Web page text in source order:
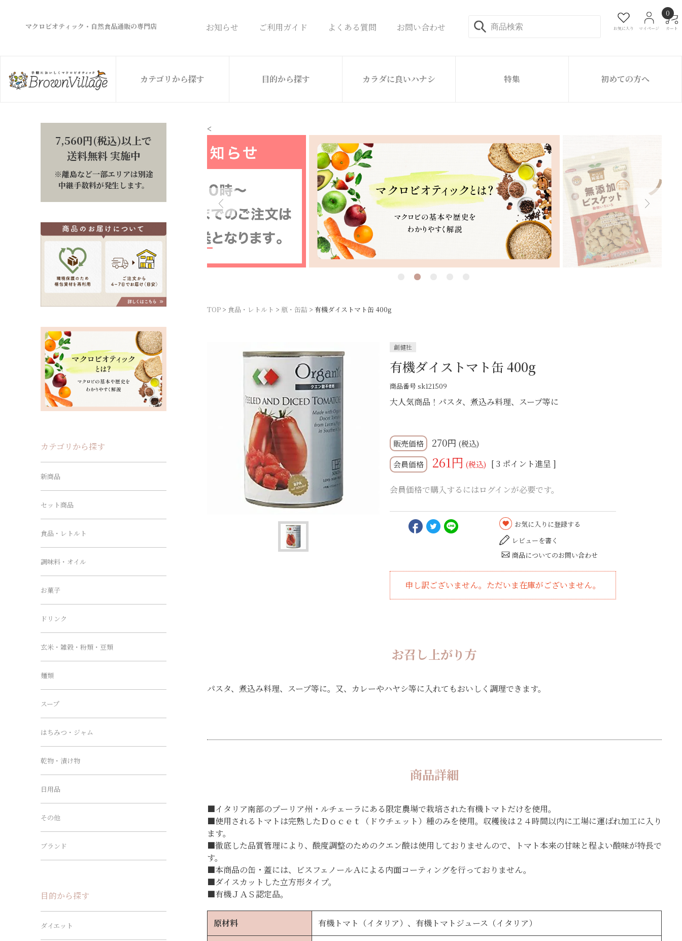
マクロビオティック・自然食品通販の専門店 お知らせ ご利用ガイド よくある質問 お問い合わせ お気に入り マイページ カート
0
カテゴリから探す 目的から探す カラダに良いハナシ 特集 初めての方へ
<
TOP 食品・レトルト 瓶・缶詰 有機ダイストマト缶 400g
創健社
有機ダイストマト缶 400g
商品番号 sk121509
大人気商品！パスタ、煮込み料理、スープ等に
270
税込
会員価格
261 税込 [ 3 ポイント進呈 ]
会員価格で購入するにはログインが必要です。
お気に入りに登録する
レビューを書く
商品についてのお問い合わせ
申し訳ございません。ただいま在庫がございません。
お召し上がり方
パスタ、煮込み料理、スープ等に。又、カレーやハヤシ等に入れてもおいしく調理できます。
商品詳細
■イタリア南部のプーリア州・ルチェーラにある限定農場で栽培された有機トマトだけを使用。
■使用されるトマトは完熟したＤｏｃｅｔ（ドウチェット）種のみを使用。収穫後は２４時間以内に工場に運ばれ加工に入り
ます。
■徹底した品質管理により、酸度調整のためのクエン酸は使用しておりませんので、トマト本来の甘味と程よい酸味が特長で
す。
■本商品の缶・蓋には、ビスフェノールＡによる内面コーティングを行っておりません。
■ダイスカットした立方形タイプ。
■有機ＪＡＳ認定品。
原材料 有機トマト（イタリア）、有機トマトジュース（イタリア）
7,560円(税込)以上で
送料無料 実施中
※離島など一部エリアは別途
中継手数料が発生します。
カテゴリから探す
新商品
セット商品
食品・レトルト
調味料・オイル
お菓子
ドリンク
玄米・雑穀・粉類・豆類
麺類
スープ
はちみつ・ジャム
乾物・漬け物
日用品
その他
ブランド
目的から探す
ダイエット